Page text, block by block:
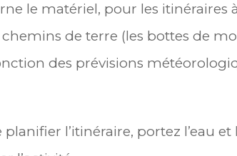
le matériel, pour les
de terre (les bottes de
des prévisions
planifier l’itinéraire, portez